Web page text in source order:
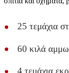
25 τεμάχια
60 κιλά
4 τεμάχια